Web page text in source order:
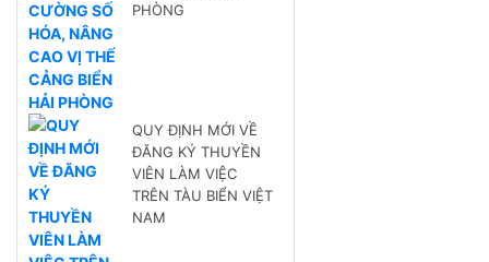
PHÒNG
QUY ĐỊNH MỚI VỀ
ĐĂNG KÝ THUYỀN
VIÊN LÀM VIỆC
TRÊN TÀU BIỂN VIỆT
NAM